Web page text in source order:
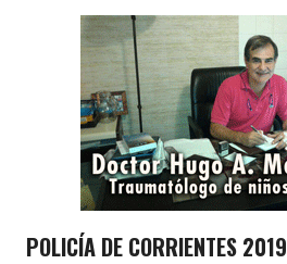
POLICÍA DE CORRIENTES 2019